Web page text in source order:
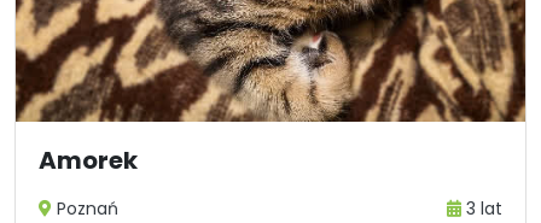
Amorek
Poznań 3 lat